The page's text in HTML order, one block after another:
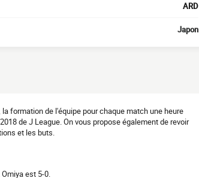
ARD
Japon
formation de l'équipe pour chaque match une heure
de J League. On vous propose également de revoir
et les buts.
est 5-0.